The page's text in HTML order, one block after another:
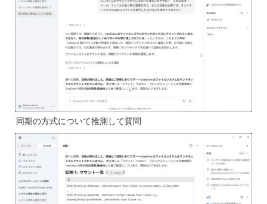
同期の方式について推測して質問